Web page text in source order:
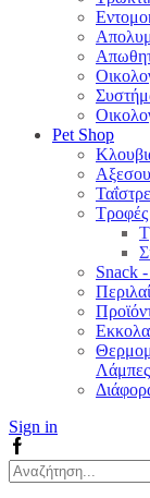
Pet Shop
Τροφές
Snack -
Sign in
Facebook
Search
input